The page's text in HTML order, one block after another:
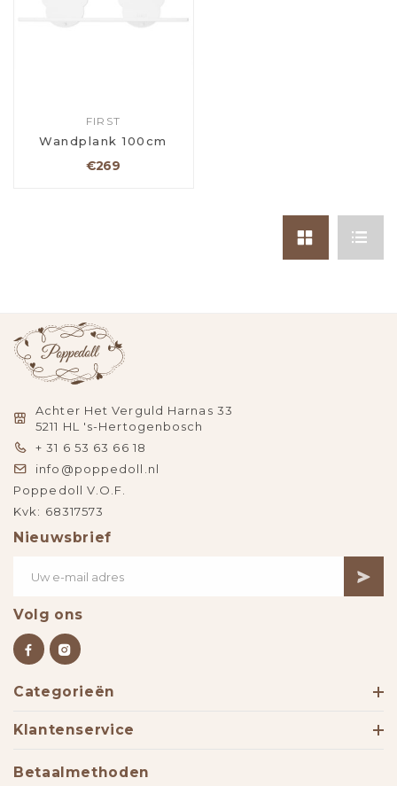
FIRST
Wandplank 100cm
€269
Achter Het Verguld Harnas 33
5211 HL 's-Hertogenbosch
+ 31 6 53 63 66 18
info@poppedoll.nl
Poppedoll V.O.F.
Kvk: 68317573
Nieuwsbrief
Volg ons
Categorieën
Klantenservice
Betaalmethoden